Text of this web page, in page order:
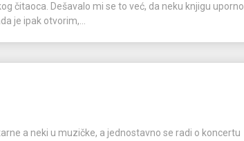
čitaoca. Dešavalo mi se to već, da neku knjigu uporno
je ipak otvorim,...
a neki u muzičke, a jednostavno se radi o koncertu